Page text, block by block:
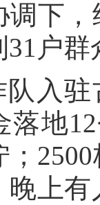
调下
户群
入
落地
；
上有